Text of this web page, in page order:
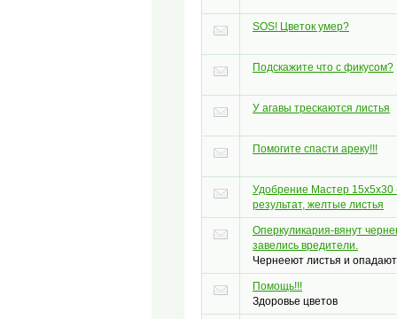
SOS! Цветок умер?
Подскажите что с фикусом?
У агавы трескаются листья
Помогите спасти ареку!!!
Удобрение Мастер 15х5х30
результат, желтые листья
Оперкуликария-вянут
завелись вредители.
Чернееют листья и
Помощь!!!
Здоровье цветов